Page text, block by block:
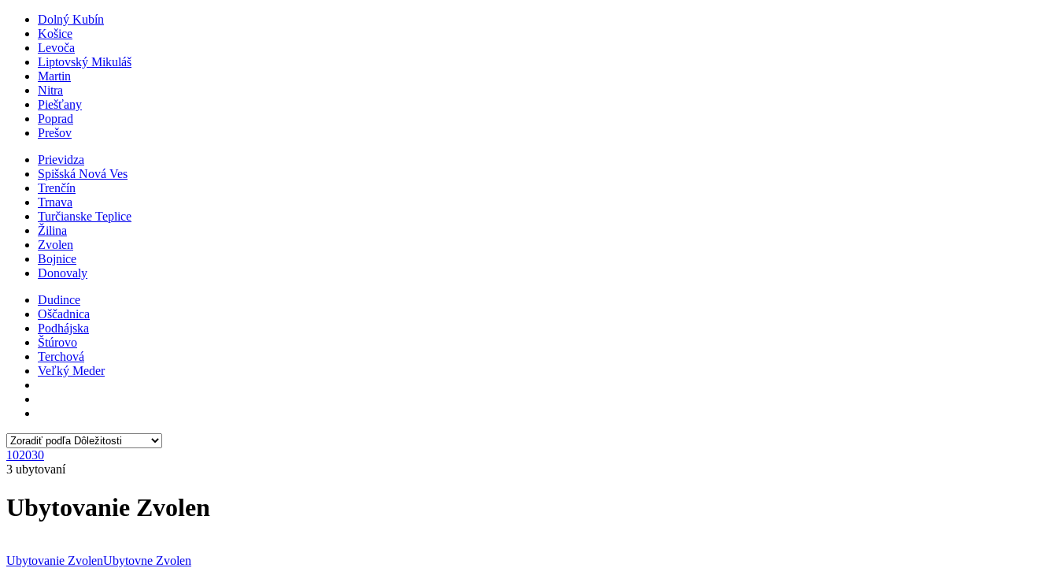
Dolný Kubín
Košice
Levoča
Liptovský Mikuláš
Martin
Nitra
Piešťany
Poprad
Prešov
Prievidza
Spišská Nová Ves
Trenčín
Trnava
Turčianske Teplice
Žilina
Zvolen
Bojnice
Donovaly
Dudince
Oščadnica
Podhájska
Štúrovo
Terchová
Veľký Meder
102030
3 ubytovaní
Ubytovanie Zvolen
Ubytovanie ZvolenUbytovne Zvolen